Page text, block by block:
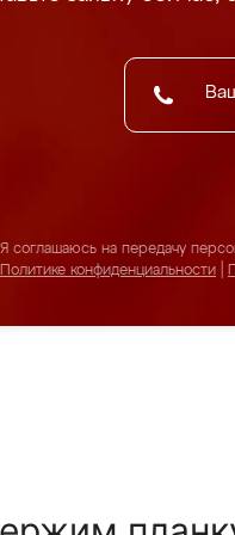
Я соглашаюсь на передачу
Политике конфиденциальности